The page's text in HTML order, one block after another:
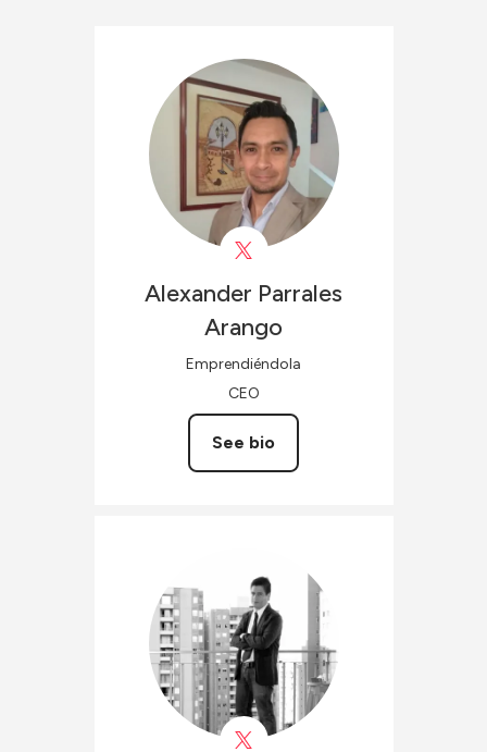
Alexander Parrales
Arango
Emprendiéndola
CEO
See bio